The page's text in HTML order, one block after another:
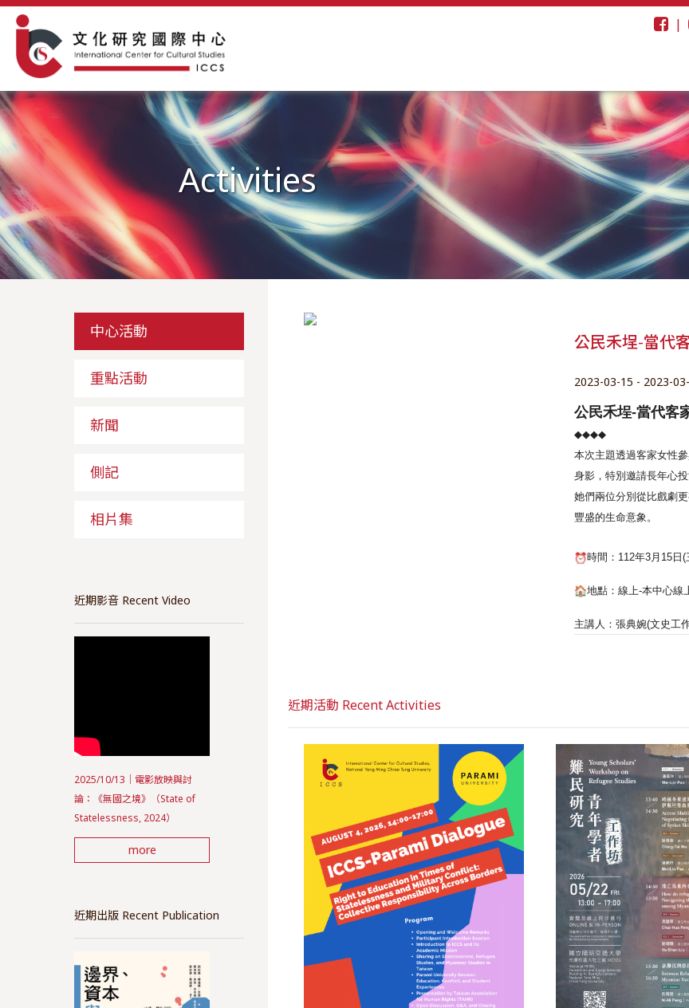
|
Activities
中心活動
重點活動
新聞
側記
相片集
近期影音 Recent Video
2025/10/13｜電影放映與討
論：《無國之境》（State of
Statelessness, 2024）
more
近期出版 Recent Publication
公民禾埕-當代
2023-03-15 - 2023-
公民禾埕-當代客
◆◆◆◆
本次主題透過客家女性
身影，特別邀請長年心
她們兩位分別從比戲劇
豐盛的生命意象。
時間：112年3月15日
地點：線上-本中心線
主講人：張典婉(文史工
近期活動 Recent Activities